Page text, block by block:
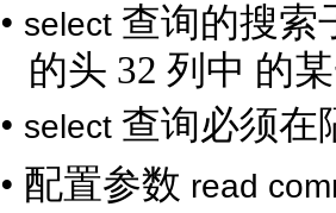
• select 查询的搜索
的头 32 列中 的
• select 查询必须在
• 配置参数 read